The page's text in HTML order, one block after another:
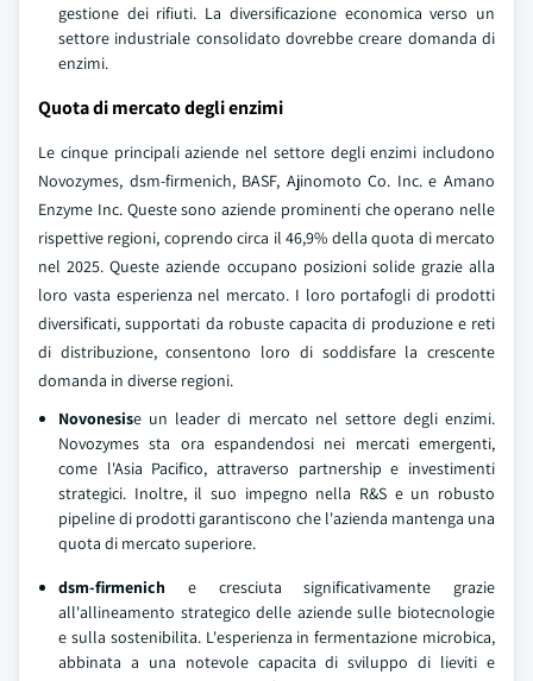
gestione dei rifiuti. La diversificazione economica verso un
settore industriale consolidato dovrebbe creare domanda di
enzimi.
Quota di mercato degli enzimi
Le cinque principali aziende nel settore degli enzimi includono
Novozymes, dsm-firmenich, BASF, Ajinomoto Co. Inc. e Amano
Enzyme Inc. Queste sono aziende prominenti che operano nelle
rispettive regioni, coprendo circa il 46,9% della quota di mercato
nel 2025. Queste aziende occupano posizioni solide grazie alla
loro vasta esperienza nel mercato. I loro portafogli di prodotti
diversificati, supportati da robuste capacita di produzione e reti
di distribuzione, consentono loro di soddisfare la crescente
domanda in diverse regioni.
Novonesise un leader di mercato nel settore degli enzimi.
Novozymes sta ora espandendosi nei mercati emergenti,
come l'Asia Pacifico, attraverso partnership e investimenti
strategici. Inoltre, il suo impegno nella R&S e un robusto
pipeline di prodotti garantiscono che l'azienda mantenga una
quota di mercato superiore.
dsm-firmenich e cresciuta significativamente grazie
all'allineamento strategico delle aziende sulle biotecnologie
e sulla sostenibilita. L'esperienza in fermentazione microbica,
abbinata a una notevole capacita di sviluppo di lieviti e